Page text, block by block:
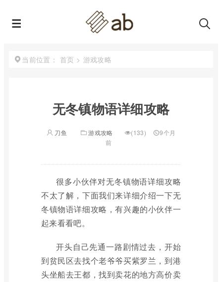
当前位置： 首页 > 游戏攻略
无冬镇物语详细攻略
刀鱼 游戏攻略 (133)
9个月
前
很多小伙伴对无冬镇物语详细攻略
不太了解，下面我们来详细介绍一下无
冬镇物语详细攻略，有兴趣的小伙伴一
起来看看吧。
开头自己先通一路剧情过去，开始
到贫民区去找个老爷爷买紫罗兰，到港
头坐船去王都，找到卖花的地方高价卖